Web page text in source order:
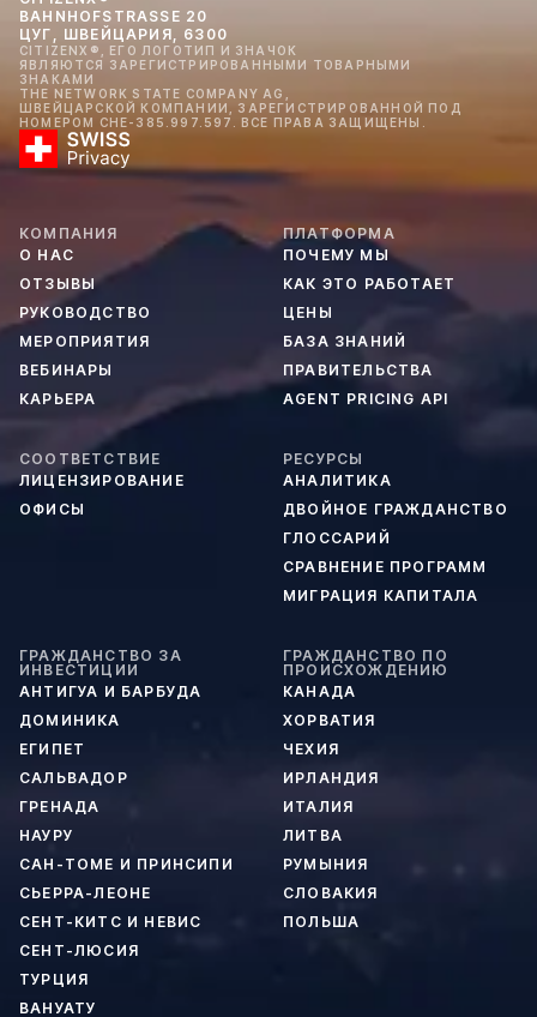
BAHNHOFSTRASSE 20
ЦУГ, ШВЕЙЦАРИЯ, 6300
CITIZENX®, ЕГО ЛОГОТИП И ЗНАЧОК
ЯВЛЯЮТСЯ ЗАРЕГИСТРИРОВАННЫМИ ТОВАРНЫМИ
ЗНАКАМИ
THE NETWORK STATE COMPANY AG,
ШВЕЙЦАРСКОЙ КОМПАНИИ, ЗАРЕГИСТРИРОВАННОЙ ПОД
НОМЕРОМ CHE-385.997.597. ВСЕ ПРАВА ЗАЩИЩЕНЫ.
КОМПАНИЯ
О НАС
ОТЗЫВЫ
РУКОВОДСТВО
МЕРОПРИЯТИЯ
ВЕБИНАРЫ
КАРЬЕРА
ПЛАТФОРМА
ПОЧЕМУ МЫ
КАК ЭТО РАБОТАЕТ
ЦЕНЫ
БАЗА ЗНАНИЙ
ПРАВИТЕЛЬСТВА
AGENT PRICING API
СООТВЕТСТВИЕ
ЛИЦЕНЗИРОВАНИЕ
ОФИСЫ
РЕСУРСЫ
АНАЛИТИКА
ДВОЙНОЕ ГРАЖДАНСТВО
ГЛОССАРИЙ
СРАВНЕНИЕ ПРОГРАММ
МИГРАЦИЯ КАПИТАЛА
ГРАЖДАНСТВО ЗА
ИНВЕСТИЦИИ
АНТИГУА И БАРБУДА
ДОМИНИКА
ЕГИПЕТ
САЛЬВАДОР
ГРЕНАДА
НАУРУ
САН-ТОМЕ И ПРИНСИПИ
СЬЕРРА-ЛЕОНЕ
СЕНТ-КИТС И НЕВИС
СЕНТ-ЛЮСИЯ
ТУРЦИЯ
ВАНУАТУ
ГРАЖДАНСТВО ПО
ПРОИСХОЖДЕНИЮ
КАНАДА
ХОРВАТИЯ
ЧЕХИЯ
ИРЛАНДИЯ
ИТАЛИЯ
ЛИТВА
РУМЫНИЯ
СЛОВАКИЯ
ПОЛЬША